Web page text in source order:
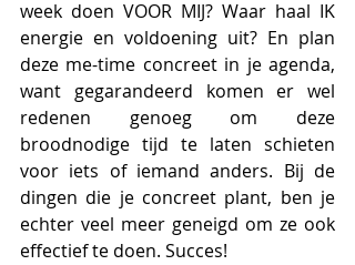
week doen VOOR MIJ? Waar haal IK
energie en voldoening uit? En plan
deze me-time concreet in je agenda,
want gegarandeerd komen er wel
redenen genoeg om deze
broodnodige tijd te laten schieten
voor iets of iemand anders. Bij de
dingen die je concreet plant, ben je
echter veel meer geneigd om ze ook
effectief te doen. Succes!